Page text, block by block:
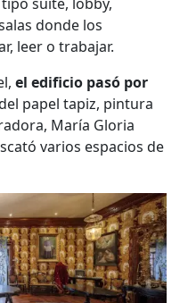
donde los
leer o trabajar.
el edificio pasó por
papel tapiz, pintura
María Gloria
varios espacios de